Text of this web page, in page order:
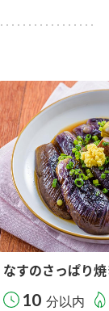
なすのさっぱり
10 分以内